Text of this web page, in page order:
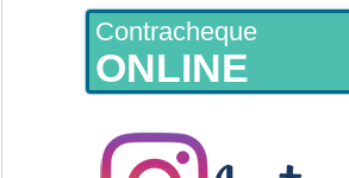
Contracheque
ONLINE